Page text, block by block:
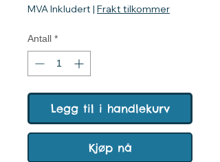
MVA Inkludert | Frakt tilkommer
Antall *
Legg til i handlekurv
Kjøp nå